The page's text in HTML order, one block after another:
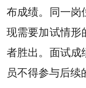
布成绩。同一岗
现需要加试情形
者胜出。面试成
员不得参与后续